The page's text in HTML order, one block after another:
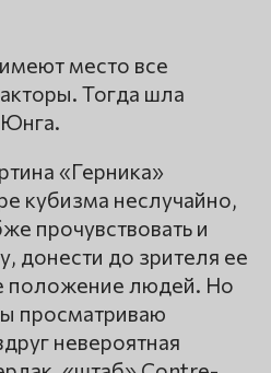
место все
Тогда шла
Юнга.
«Герника»
кубизма неслучайно,
прочувствовать и
донести до зрителя ее
положение людей. Но
просматриваю
невероятная